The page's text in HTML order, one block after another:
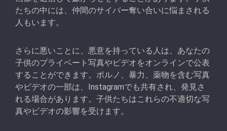
たちの中には、仲間のサイバー奪い合いに悩まされる
人もいます。
さらに悪いことに、悪意を持っている人は、あなたの
子供のプライベート写真やビデオをオンラインで公表
することができます。ポルノ、暴力、薬物を含む写真
やビデオの一部は、Instagramでも共有され、発見さ
れる場合があります。子供たちはこれらの不適切な写
真やビデオの影響を受けます。